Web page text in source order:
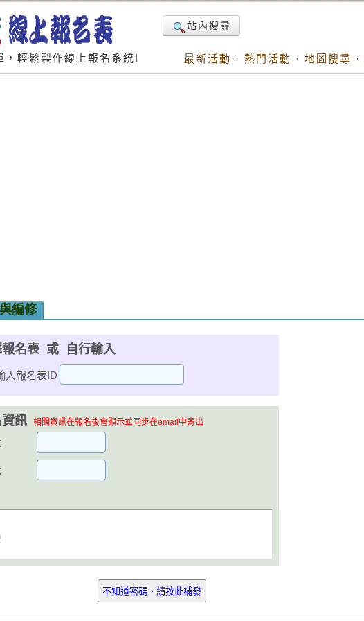
，輕鬆製作線上報名系統!
站內搜尋
最新活動 · 熱門活動 · 地圖搜尋 ·
編修
名表 或 自行輸入
入報名表ID
訊 相關資訊在報名後會顯示並同步在email中寄出